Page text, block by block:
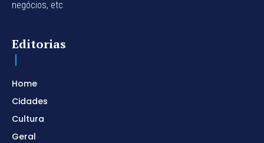
negócios, etc
Editorias
Home
Cidades
Cultura
Geral